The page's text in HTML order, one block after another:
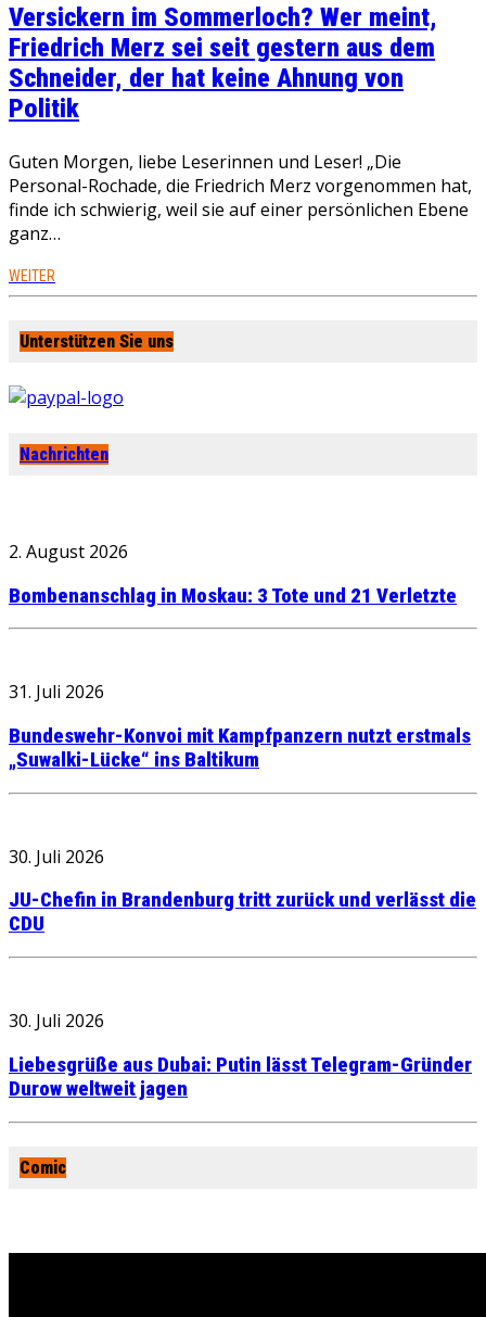
Versickern im Sommerloch? Wer meint,
Friedrich Merz sei seit gestern aus dem
Schneider, der hat keine Ahnung von
Politik
Guten Morgen, liebe Leserinnen und Leser! „Die
Personal-Rochade, die Friedrich Merz vorgenommen hat,
finde ich schwierig, weil sie auf einer persönlichen Ebene
ganz…
WEITER
Unterstützen Sie uns
Nachrichten
2. August 2026
Bombenanschlag in Moskau: 3 Tote und 21 Verletzte
31. Juli 2026
Bundeswehr-Konvoi mit Kampfpanzern nutzt erstmals
„Suwalki-Lücke“ ins Baltikum
30. Juli 2026
JU-Chefin in Brandenburg tritt zurück und verlässt die
CDU
30. Juli 2026
Liebesgrüße aus Dubai: Putin lässt Telegram-Gründer
Durow weltweit jagen
Comic